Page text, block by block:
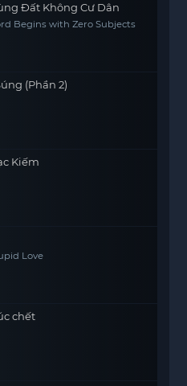
Đất Không Cư Dân
Begins with Zero Subjects
(Phần 2)
Kiếm
Love
chết